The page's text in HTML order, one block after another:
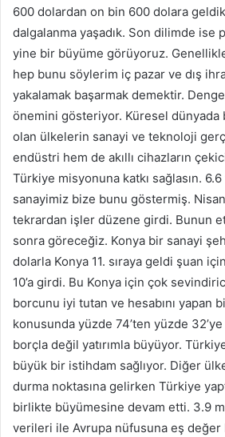
600 dolardan on bin 600 dolara
dalgalanma yaşadık. Son dilimde ise
yine bir büyüme görüyoruz.
hep bunu söylerim iç pazar ve dış
yakalamak başarmak demektir.
önemini gösteriyor. Küresel dünyada
olan ülkelerin sanayi ve teknoloji
endüstri hem de akıllı cihazların
Türkiye misyonuna katkı sağlasın.
sanayimiz bize bunu göstermiş.
tekrardan işler düzene girdi. Bunun
sonra göreceğiz. Konya bir sanayi
dolarla Konya 11. sıraya geldi şuan
10’a girdi. Bu Konya için çok
borcunu iyi tutan ve hesabını yapan
konusunda yüzde 74’ten yüzde
borçla değil yatırımla büyüyor.
büyük bir istihdam sağlıyor. Diğer
durma noktasına gelirken Türkiye
birlikte büyümesine devam etti. 3.9
verileri ile Avrupa nüfusuna eş değer